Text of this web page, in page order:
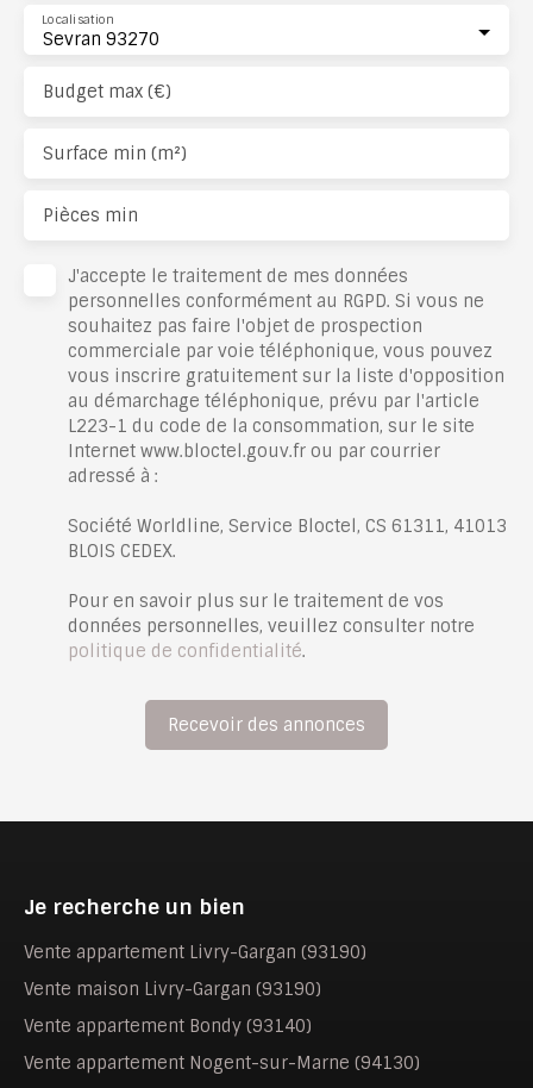
Sevran 93270
Localisation
Budget max (€)
Surface min (m²)
Pièces min
J'accepte le traitement de mes données
personnelles conformément au RGPD. Si vous ne
souhaitez pas faire l'objet de prospection
commerciale par voie téléphonique, vous pouvez
vous inscrire gratuitement sur la liste d'opposition
au démarchage téléphonique, prévu par l'article
L223-1 du code de la consommation, sur le site
Internet www.bloctel.gouv.fr ou par courrier
adressé à :
Société Worldline, Service Bloctel, CS 61311, 41013
BLOIS CEDEX.
Pour en savoir plus sur le traitement de vos
données personnelles, veuillez consulter notre
politique de confidentialité.
Recevoir des annonces
Je recherche un bien
Vente appartement Livry-Gargan (93190)
Vente maison Livry-Gargan (93190)
Vente appartement Bondy (93140)
Vente appartement Nogent-sur-Marne (94130)